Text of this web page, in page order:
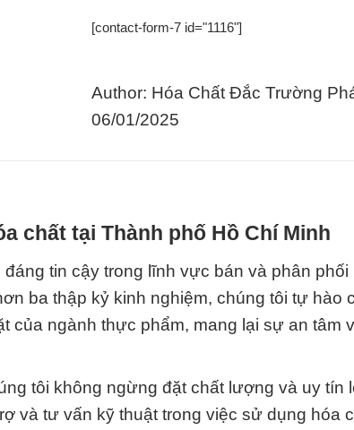
[contact-form-7 id="1116"]
Author: Hóa Chất Đắc Trường
06/01/2025
chất tại Thành phố Hồ Chí Minh
tin cậy trong lĩnh vực bán và phân phối
ba thập kỷ kinh nghiệm, chúng tôi tự hào
của ngành thực phẩm, mang lại sự an tâm
tôi không ngừng đặt chất lượng và uy tín
và tư vấn kỹ thuật trong việc sử dụng hóa